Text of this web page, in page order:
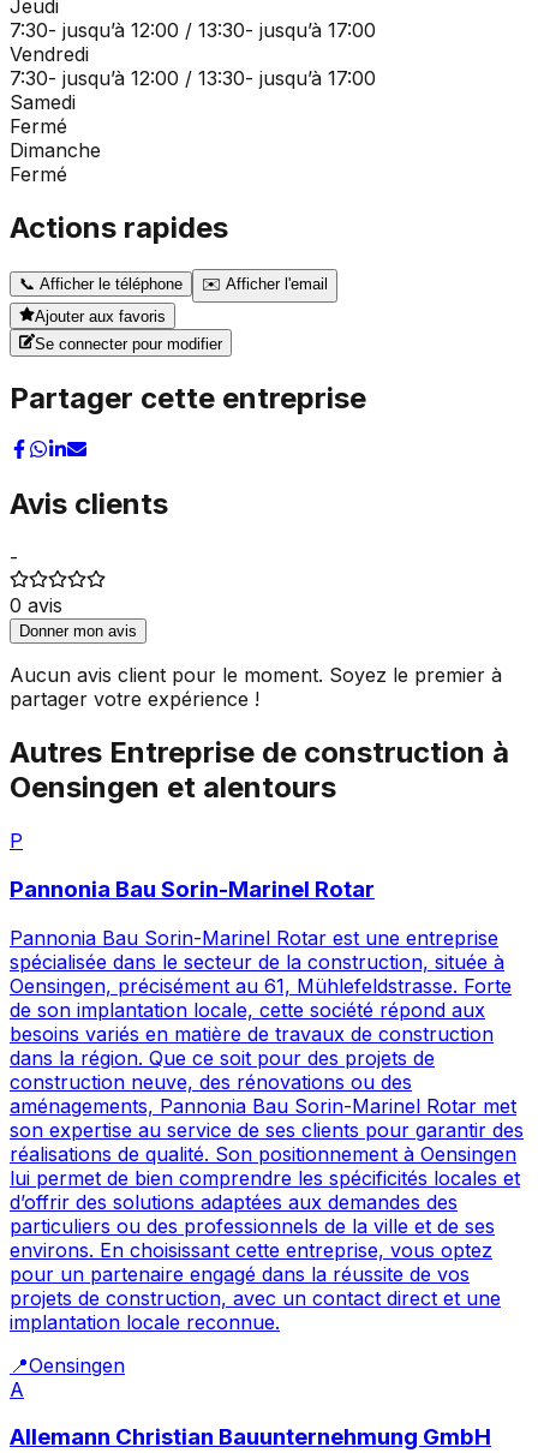
Jeudi
7:30- jusqu’à 12:00 / 13:30- jusqu’à 17:00
Vendredi
7:30- jusqu’à 12:00 / 13:30- jusqu’à 17:00
Samedi
Fermé
Dimanche
Fermé
Actions rapides
📞 Afficher le téléphone ✉️ Afficher l'email
Ajouter aux favoris
Se connecter pour modifier
Partager cette entreprise
Avis clients
-
0 avis
Donner mon avis
Aucun avis client pour le moment. Soyez le premier à
partager votre expérience !
Autres Entreprise de construction à
Oensingen et alentours
P
Pannonia Bau Sorin-Marinel Rotar
Pannonia Bau Sorin-Marinel Rotar est une entreprise
spécialisée dans le secteur de la construction, située à
Oensingen, précisément au 61, Mühlefeldstrasse. Forte
de son implantation locale, cette société répond aux
besoins variés en matière de travaux de construction
dans la région. Que ce soit pour des projets de
construction neuve, des rénovations ou des
aménagements, Pannonia Bau Sorin-Marinel Rotar met
son expertise au service de ses clients pour garantir des
réalisations de qualité. Son positionnement à Oensingen
lui permet de bien comprendre les spécificités locales et
d’offrir des solutions adaptées aux demandes des
particuliers ou des professionnels de la ville et de ses
environs. En choisissant cette entreprise, vous optez
pour un partenaire engagé dans la réussite de vos
projets de construction, avec un contact direct et une
implantation locale reconnue.
📍Oensingen
A
Allemann Christian Bauunternehmung GmbH